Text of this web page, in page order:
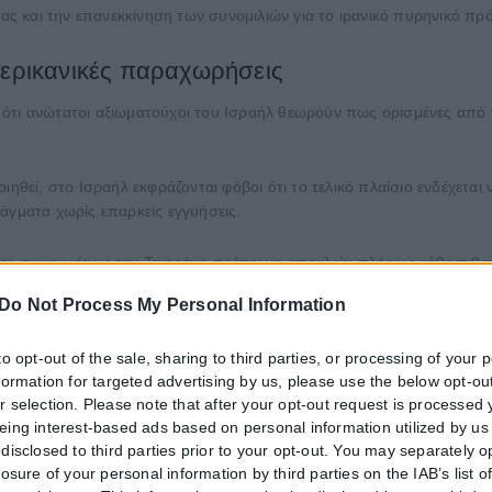
Do Not Process My Personal Information
opt-out of the sale, sharing to third parties, or processing of your
for targeted advertising by us, please use the below opt-
selection. Please note that after your opt-out request is processed
interest-based ads based on personal information utilized by
to third parties prior to your opt-out. You may separately
of your personal information by third parties on the IAB’s list of
και την επανεκκίνηση των συνομιλιών για το ιρανικό πυρηνικό
παραχωρήσεις
ανώτατοι αξιωματούχοι του Ισραήλ θεωρούν πως ορισμένες από
στο Ισραήλ εκφράζονται φόβοι ότι το τελικό πλαίσιο
χωρίς επαρκείς εγγυήσεις.
συμφωνία με την Τεχεράνη πρέπει να αποκλείει πλήρως κάθε
για την έκβαση των διαπραγματεύσεων. Σε νέα παρέμβασή του
το Ιράν δεν επιδιώκει πλέον την απόκτησή τους.
θα ανοίξουν ξανά τα Στενά του Ορμούζ για τη διεθνή